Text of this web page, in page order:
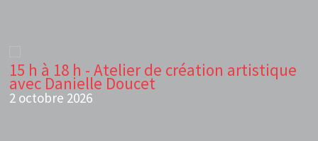
15 h à 18 h - Atelier de création artistique
avec Danielle Doucet
2 octobre 2026